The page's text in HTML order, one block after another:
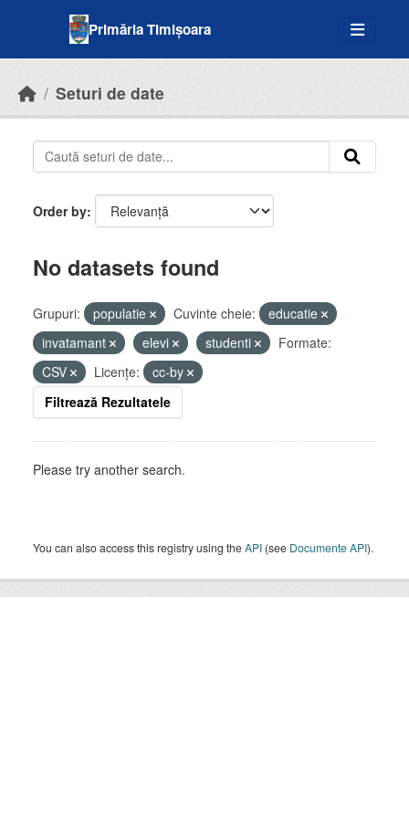
Primăria Timișoara
Seturi de date
Order by
No datasets found
Grupuri: populatie Cuvinte cheie:
educatie
invatamant
elevi studenti
Formate:
CSV
Licenţe:
cc-by
Filtrează Rezultatele
Please try another search.
You can also access this registry using theAPI (see Documente API).